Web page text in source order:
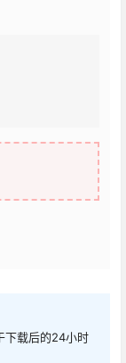
下载后的24小时